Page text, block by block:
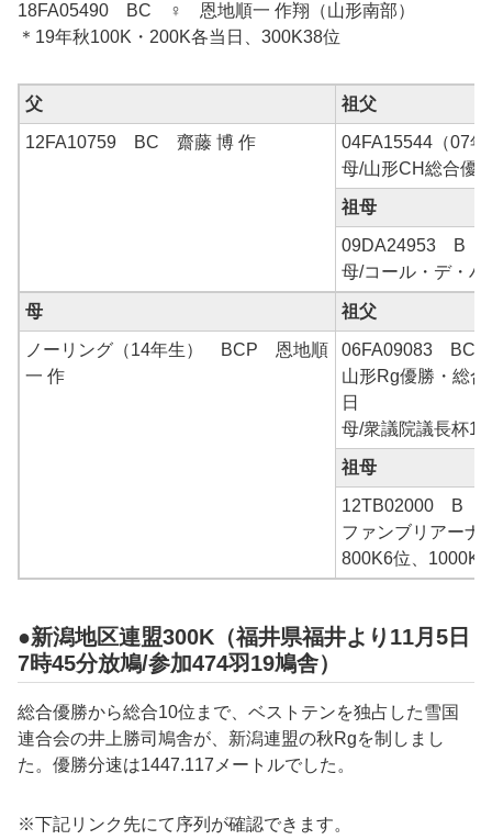
18FA05490 BC ♀ 恩地順一 作翔（山形南部）
＊19年秋100K・200K各当日、300K38位
父 祖父
12FA10759 BC 齋藤 博 作
04FA15544（07
母/山形CH総合優
祖母
09DA24953 B
母/コール・デ・ハ
母 祖父
ノーリング（14年生） BCP 恩地順
一 作
06FA09083 BC
山形Rg優勝・総
日
母/衆議院議長杯
祖母
12TB02000 B
ファンブリアーナ
800K6位、
●新潟地区連盟300K（福井県福井より11月5日
7時45分放鳩/参加474羽19鳩舎）
総合優勝から総合10位まで、ベストテンを独占した雪国
連合会の井上勝司鳩舎が、新潟連盟の秋Rgを制しまし
た。優勝分速は1447.117メートルでした。
※下記リンク先にて序列が確認できます。